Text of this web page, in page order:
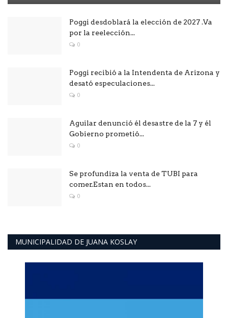
Poggi desdoblará la elección de 2027 .Va
por la reelección...
0
Poggi recibió a la Intendenta de Arizona y
desató especulaciones...
0
Aguilar denunció él desastre de la 7 y él
Gobierno prometió...
0
Se profundiza la venta de TUBI para
comer.Estan en todos...
0
MUNICIPALIDAD DE JUANA KOSLAY